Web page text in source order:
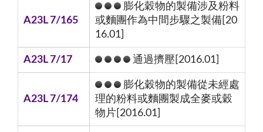
A23L 7/165
膨化穀物的製備涉及粉料
或麵團作為中間步驟之製備[20
16.01]
A23L 7/17 通過擠壓[2016.01]
A23L 7/174
膨化穀物的製備從未經處
理的粉料或麵團製成全麥或穀
物片[2016.01]